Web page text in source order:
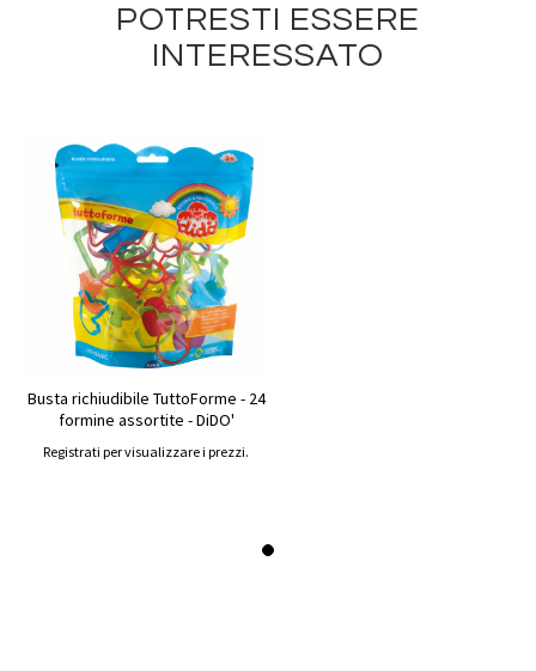
POTRESTI ESSERE
INTERESSATO
Busta richiudibile TuttoForme - 24
formine assortite - DiDO'
Registrati per visualizzare i prezzi.